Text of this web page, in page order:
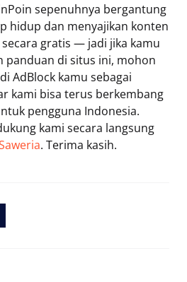
sepenuhnya bergantung
hidup dan menyajikan konten
gratis — jadi jika kamu
panduan di situs ini, mohon
AdBlock kamu sebagai
kami bisa terus berkembang
pengguna Indonesia.
kami secara langsung
. Terima kasih.